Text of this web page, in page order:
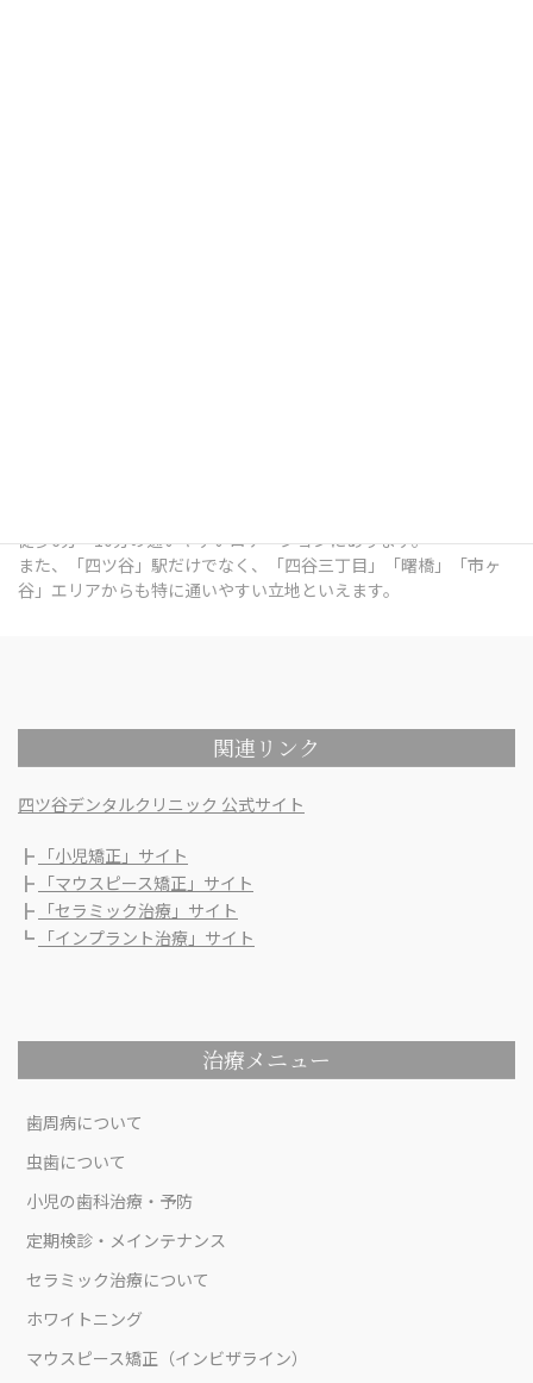
徒歩6分～10分の通いやすいロケーションにあります。
また、「四ツ谷」駅だけでなく、「四谷三丁目」「曙橋」「市ヶ
谷」エリアからも特に通いやすい立地といえます。
関連リンク
四ツ谷デンタルクリニック 公式サイト
┣ 「小児矯正」サイト
┣ 「マウスピース矯正」サイト
┣ 「セラミック治療」サイト
┗ 「インプラント治療」サイト
治療メニュー
歯周病について
虫歯について
小児の歯科治療・予防
定期検診・メインテナンス
セラミック治療について
ホワイトニング
マウスピース矯正（インビザライン）